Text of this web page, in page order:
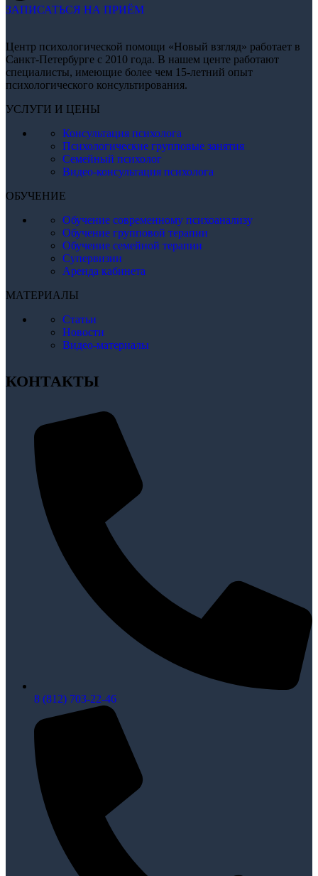
ЗАПИСАТЬСЯ НА ПРИЁМ
Центр психологической помощи «Новый взгляд» работает в
Санкт-Петербурге с 2010 года. В нашем центе работают
специалисты, имеющие более чем 15-летний опыт
психологического консультирования.
УСЛУГИ И ЦЕНЫ
Консультация психолога
Психологические групповые занятия
Семейный психолог
Видео-консультация психолога
ОБУЧЕНИЕ
Обучение современному психоанализу
Обучение групповой терапии
Обучение семейной терапии
Супервизии
Аренда кабинета
МАТЕРИАЛЫ
Статьи
Новости
Видео-материалы
КОНТАКТЫ
8 (812) 703-22-46